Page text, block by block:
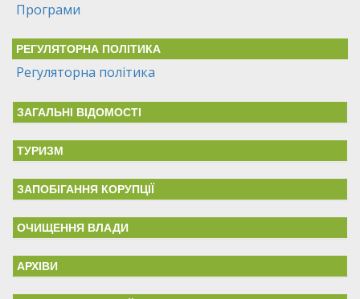
Програми
РЕГУЛЯТОРНА ПОЛІТИКА
Регуляторна політика
ЗАГАЛЬНІ ВІДОМОСТІ
ТУРИЗМ
ЗАПОБІГАННЯ КОРУПЦІЇ
ОЧИЩЕННЯ ВЛАДИ
АРХІВИ